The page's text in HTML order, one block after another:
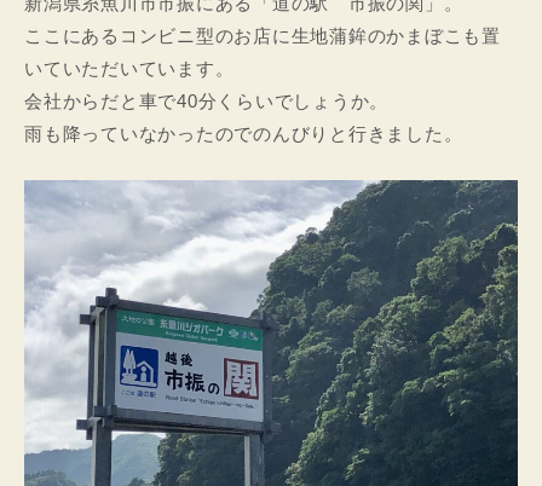
ここにあるコンビニ型のお店に生地蒲鉾のかまぼこも置
いていただいています。
会社からだと車で40分くらいでしょうか。
雨も降っていなかったのでのんびりと行きました。